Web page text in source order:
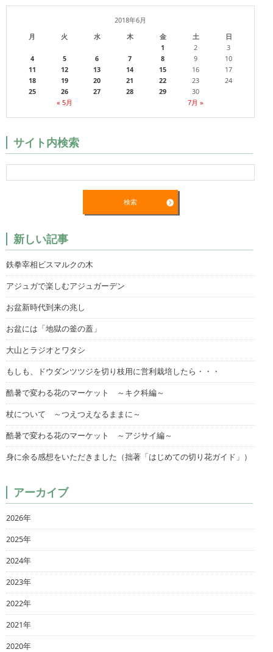
2018年6月
月
火 水 木 金 土 日
« 5月 7月 »
1 2
3
4
5 6 7 8 9
10
11
12 13 14 15 16
17
18
19 20 21 22 23
24
25
26 27 28 29 30
サイト内検索
新しい記事
鉄拳宰相ビスマルクの木
アジュガで楽しむアジュガーデン
お盆新時代到来の兆し
お盆には「地獄の釜の蓋」
大山とラジオとワタシ
もしも、ドウダンツツジを切り枝用に営利栽培したら・・・
酷暑で変わる花のマーケット ～キク科編～
杖について ～つえつえなるままに～
酷暑で変わる花のマーケット ～アジサイ編～
身に余る感想をいただきました（拙著「はじめての切り花ガイド」）
アーカイブ
2026年
2025年
2024年
2023年
2022年
2021年
2020年